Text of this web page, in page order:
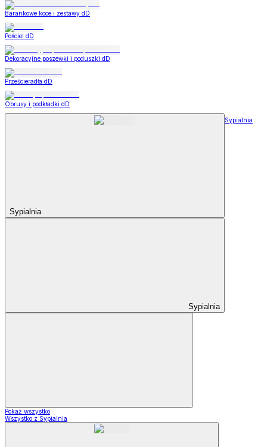
Barankowe koce i zestawy dD
Pościel dD
Dekoracyjne poszewki i poduszki dD
Prześcieradła dD
Obrusy i podkładki dD
Sypialnia
Sypialnia
Sypialnia
Pokaż wszystko
Wszystko z Sypialnia